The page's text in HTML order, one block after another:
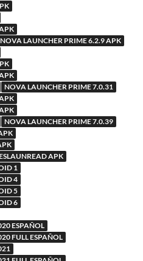
NOVA LAUNCHER PRIME 6.2.9 APK
NOVA LAUNCHER PRIME 7.0.31
NOVA LAUNCHER PRIME 7.0.39
APK
1
4
5
6
ESPAÑOL
FULL ESPAÑOL